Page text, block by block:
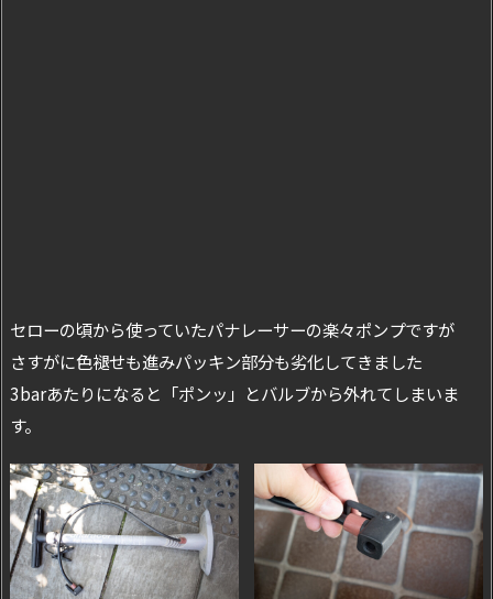
セローの頃から使っていたパナレーサーの楽々ポンプですが
さすがに色褪せも進みパッキン部分も劣化してきました
3barあたりになると「ポンッ」とバルブから外れてしまいま
す。